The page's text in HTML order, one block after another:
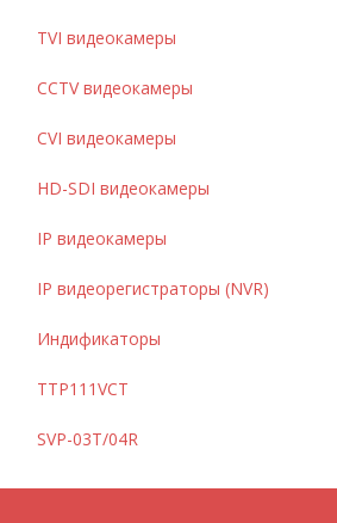
TVI видеокамеры
CCTV видеокамеры
CVI видеокамеры
HD-SDI видеокамеры
IP видеокамеры
IP видеорегистраторы (NVR)
Индификаторы
TTP111VCT
SVP-03T/04R